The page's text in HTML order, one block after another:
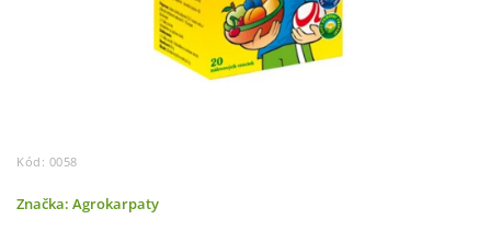
Kód: 0058
Značka: Agrokarpaty